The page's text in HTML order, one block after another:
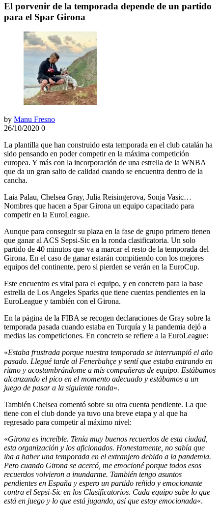
El porvenir de la temporada depende de un partido
para el Spar Girona
by Manu Fresno
26/10/2020 0
La plantilla que han construido esta temporada en el club catalán ha
sido pensando en poder competir en la máxima competición
europea. Y más con la incorporación de una estrella de la WNBA
que da un gran salto de calidad cuando se encuentra dentro de la
cancha.
Laia Palau, Chelsea Gray, Julia Reisingerova, Sonja Vasic…
Nombres que hacen a Spar Girona un equipo capacitado para
competir en la EuroLeague.
Aunque para conseguir su plaza en la fase de grupo primero tienen
que ganar al ACS Sepsi-Sic en la ronda clasificatoria. Un solo
partido de 40 minutos que va a marcar el resto de la temporada del
Girona. En el caso de ganar estarán compitiendo con los mejores
equipos del continente, pero si pierden se verán en la EuroCup.
Este encuentro es vital para el equipo, y en concreto para la base
estrella de Los Angeles Sparks que tiene cuentas pendientes en la
EuroLeague y también con el Girona.
En la página de la FIBA se recogen declaraciones de Gray sobre la
temporada pasada cuando estaba en Turquía y la pandemia dejó a
medias las competiciones. En concreto se refiere a la EuroLeague:
«Estaba frustrada porque nuestra temporada se interrumpió el año
pasado. Llegué tarde al Fenerbahçe y sentí que estaba entrando en
ritmo y acostumbrándome a mis compañeras de equipo. Estábamos
alcanzando el pico en el momento adecuado y estábamos a un
juego de pasar a la siguiente ronda«.
También Chelsea comentó sobre su otra cuenta pendiente. La que
tiene con el club donde ya tuvo una breve etapa y al que ha
regresado para competir al máximo nivel:
«Girona es increíble. Tenía muy buenos recuerdos de esta ciudad,
esta organización y los aficionados. Honestamente, no sabía que
iba a haber una temporada en el extranjero debido a la pandemia.
Pero cuando Girona se acercó, me emocioné porque todos esos
recuerdos volvieron a inundarme. También tengo asuntos
pendientes en España y espero un partido reñido y emocionante
contra el Sepsi-Sic en los Clasificatorios. Cada equipo sabe lo que
está en juego y lo que está jugando, así que estoy emocionada«.